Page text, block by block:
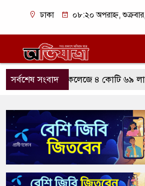
ঢাকা ০৮:২০ অপরাহ্ন,
সর্বশেষ সংবাদ
নজরুল কলেজে ৪ কোটি ৬৯ লাখ টাকার